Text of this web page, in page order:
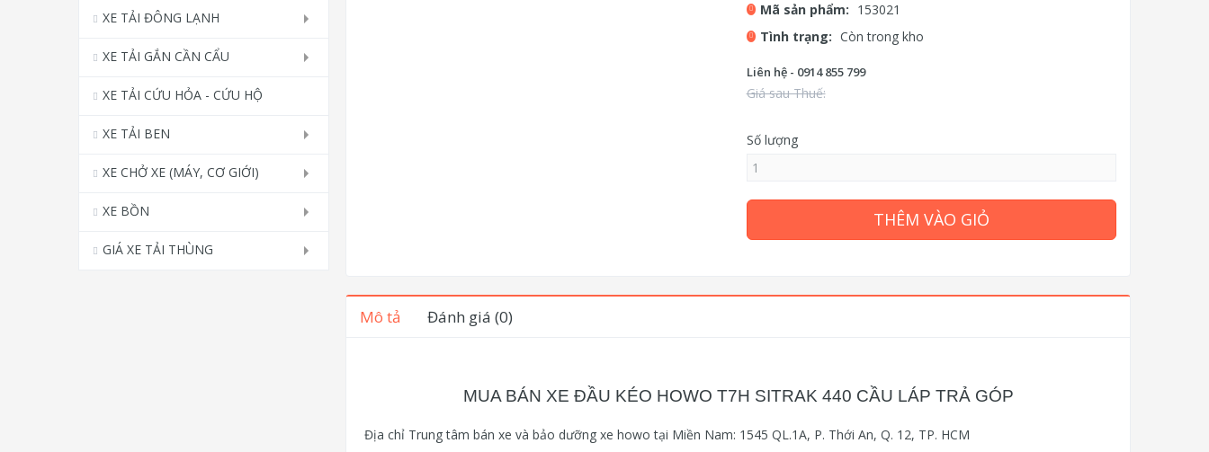
XE TẢI ĐÔNG LẠNH
XE TẢI GẮN CẦN CẨU
XE TẢI CỨU HỎA - CỨU HỘ
XE TẢI BEN
XE CHỞ XE (MÁY, CƠ GIỚI)
XE BỒN
GIÁ XE TẢI THÙNG
Mã sản phẩm: 153021
Tình trạng: Còn trong kho
Liên hệ - 0914 855 799
Giá sau Thuế:
Số lượng
THÊM VÀO GIỎ
Mô tả Đánh giá (0)
MUA BÁN XE ĐẦU KÉO HOWO T7H SITRAK 440 CẦU LÁP TRẢ GÓP
Địa chỉ Trung tâm bán xe và bảo dưỡng xe howo tại Miền Nam: 1545 QL.1A, P. Thới An, Q. 12, TP. HCM